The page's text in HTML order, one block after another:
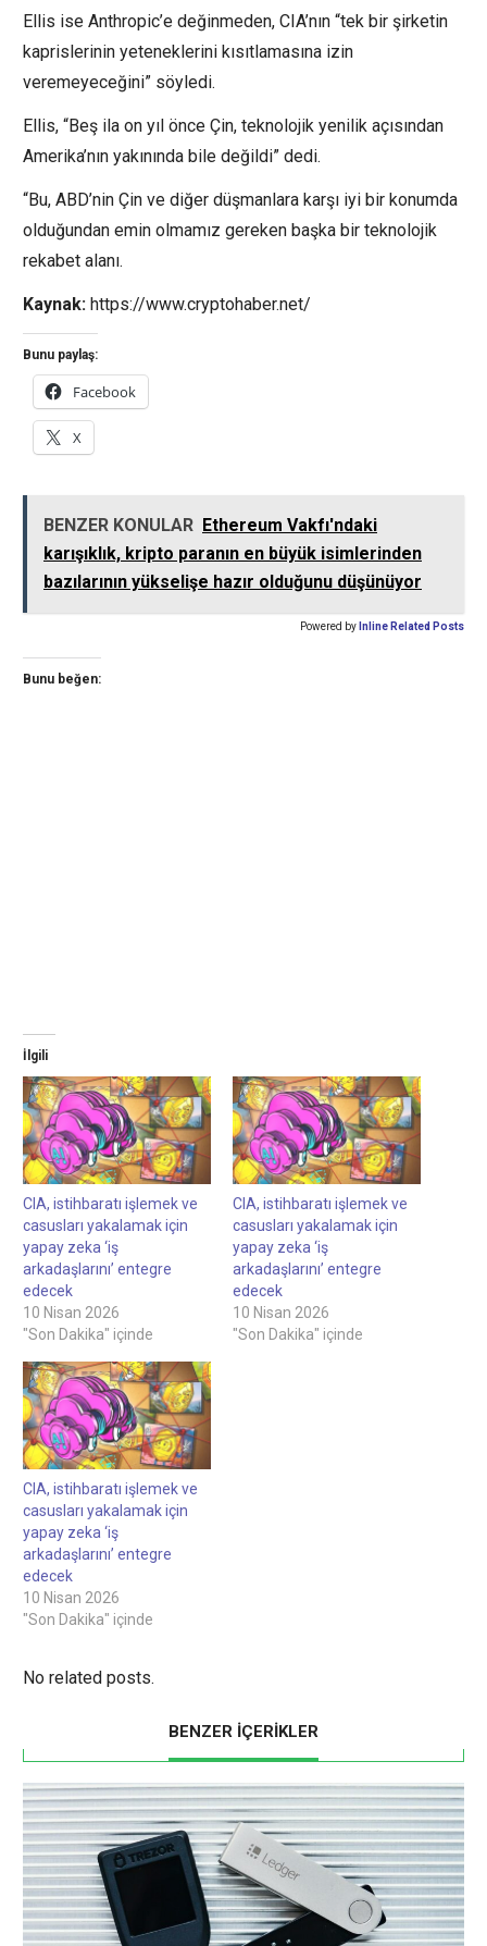
Ellis ise Anthropic’e değinmeden, CIA’nın “tek bir şirketin
kaprislerinin yeteneklerini kısıtlamasına izin
veremeyeceğini” söyledi.
Ellis, “Beş ila on yıl önce Çin, teknolojik yenilik açısından
Amerika’nın yakınında bile değildi” dedi.
“Bu, ABD’nin Çin ve diğer düşmanlara karşı iyi bir konumda
olduğundan emin olmamız gereken başka bir teknolojik
rekabet alanı.
Kaynak: https://www.cryptohaber.net/
Bunu paylaş:
Facebook
X
BENZER KONULAR Ethereum Vakfı'ndaki
karışıklık, kripto paranın en büyük isimlerinden
bazılarının yükselişe hazır olduğunu düşünüyor
Powered by Inline Related Posts
Bunu beğen:
İlgili
CIA, istihbaratı işlemek ve
casusları yakalamak için
yapay zeka ‘iş
arkadaşlarını’ entegre
edecek
10 Nisan 2026
"Son Dakika" içinde
CIA, istihbaratı işlemek ve
casusları yakalamak için
yapay zeka ‘iş
arkadaşlarını’ entegre
edecek
10 Nisan 2026
"Son Dakika" içinde
CIA, istihbaratı işlemek ve
casusları yakalamak için
yapay zeka ‘iş
arkadaşlarını’ entegre
edecek
10 Nisan 2026
"Son Dakika" içinde
No related posts.
BENZER İÇERİKLER